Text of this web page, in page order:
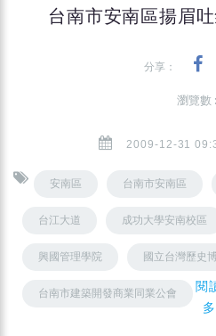
台南市安南區揚眉
分享：
瀏覽數
2009-12-31
安南區 台南市安南區
台江大道 成功大學安南校區
興國管理學院 國立台灣歷史
台南市建築開發商業同業公會
閱